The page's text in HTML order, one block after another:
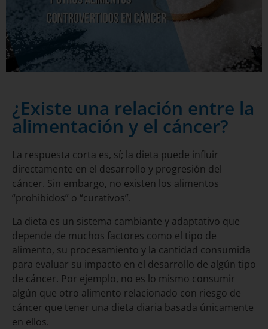
¿Existe una relación entre la
alimentación y el cáncer?
La respuesta corta es, sí; la dieta puede influir
directamente en el desarrollo y progresión del
cáncer. Sin embargo, no existen los alimentos
“prohibidos” o “curativos”.
La dieta es un sistema cambiante y adaptativo que
depende de muchos factores como el tipo de
alimento, su procesamiento y la cantidad consumida
para evaluar su impacto en el desarrollo de algún tipo
de cáncer. Por ejemplo, no es lo mismo consumir
algún que otro alimento relacionado con riesgo de
cáncer que tener una dieta diaria basada únicamente
en ellos.